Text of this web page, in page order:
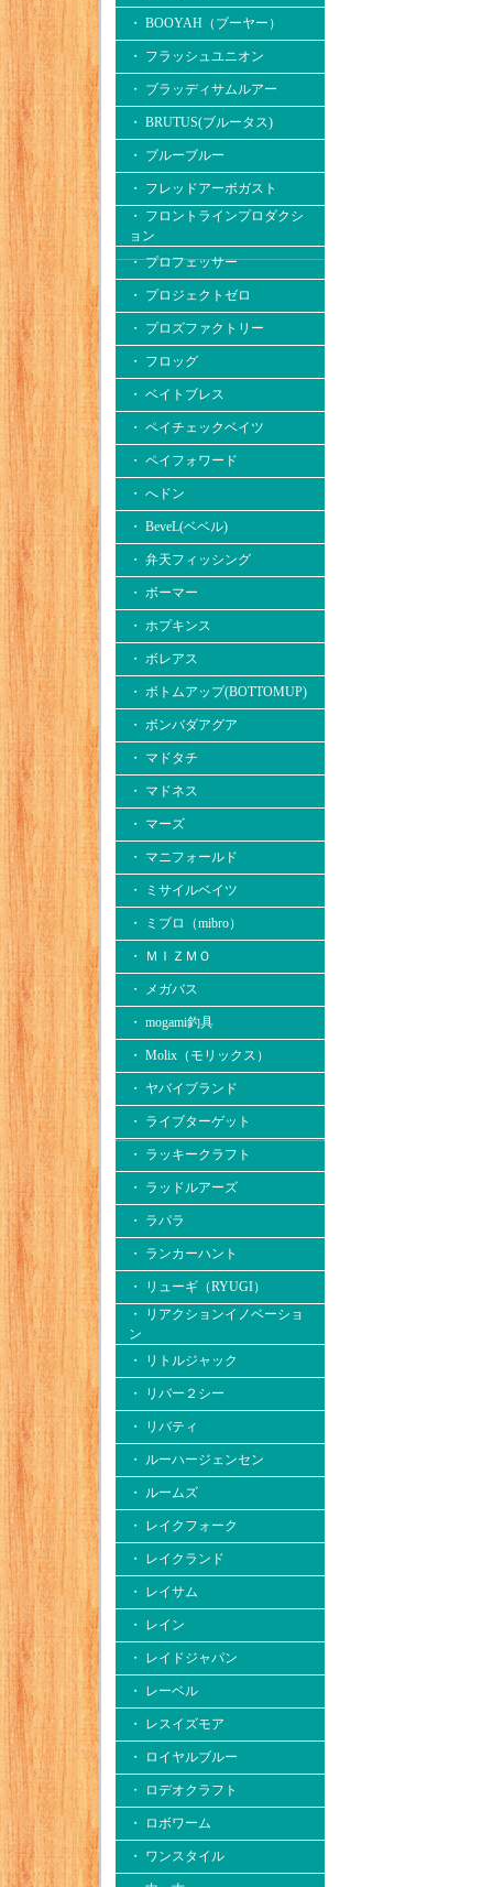
・ BOOYAH（ブーヤー）
・ フラッシュユニオン
・ ブラッディサムルアー
・ BRUTUS(ブルータス)
・ ブルーブルー
・ フレッドアーボガスト
・ フロントラインプロダクシ
ョン
・ プロフェッサー
・ プロジェクトゼロ
・ プロズファクトリー
・ フロッグ
・ ベイトブレス
・ ペイチェックベイツ
・ ペイフォワード
・ へドン
・ BeveL(ベベル)
・ 弁天フィッシング
・ ボーマー
・ ホプキンス
・ ボレアス
・ ボトムアップ(BOTTOMUP)
・ ボンバダアグア
・ マドタチ
・ マドネス
・ マーズ
・ マニフォールド
・ ミサイルベイツ
・ ミブロ（mibro）
・ ＭＩＺＭＯ
・ メガバス
・ mogami釣具
・ Molix（モリックス）
・ ヤバイブランド
・ ライブターゲット
・ ラッキークラフト
・ ラッドルアーズ
・ ラパラ
・ ランカーハント
・ リューギ（RYUGI）
・ リアクションイノベーショ
ン
・ リトルジャック
・ リバー２シー
・ リバティ
・ ルーハージェンセン
・ ルームズ
・ レイクフォーク
・ レイクランド
・ レイサム
・ レイン
・ レイドジャパン
・ レーベル
・ レスイズモア
・ ロイヤルブルー
・ ロデオクラフト
・ ロボワーム
・ ワンスタイル